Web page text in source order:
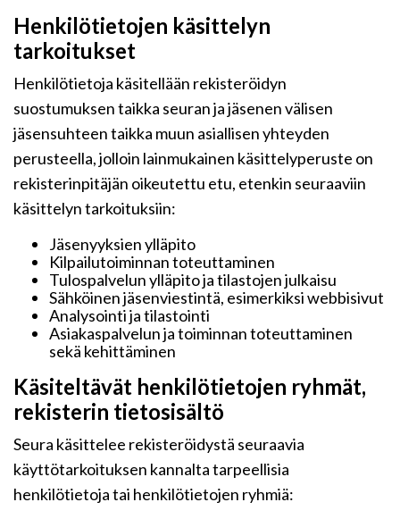
Henkilötietojen käsittelyn
tarkoitukset
Henkilötietoja käsitellään rekisteröidyn
suostumuksen taikka seuran ja jäsenen välisen
jäsensuhteen taikka muun asiallisen yhteyden
perusteella, jolloin lainmukainen käsittelyperuste on
rekisterinpitäjän oikeutettu etu, etenkin seuraaviin
käsittelyn tarkoituksiin:
Jäsenyyksien ylläpito
Kilpailutoiminnan toteuttaminen
Tulospalvelun ylläpito ja tilastojen julkaisu
Sähköinen jäsenviestintä, esimerkiksi webbisivut
Analysointi ja tilastointi
Asiakaspalvelun ja toiminnan toteuttaminen
sekä kehittäminen
Käsiteltävät henkilötietojen ryhmät,
rekisterin tietosisältö
Seura käsittelee rekisteröidystä seuraavia
käyttötarkoituksen kannalta tarpeellisia
henkilötietoja tai henkilötietojen ryhmiä: